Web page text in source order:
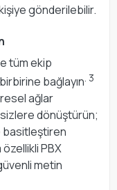
gönderilebilir.
tüm ekip
bağlayın . 3
ağlar
dönüştürün;
basitleştiren
PBX
metin